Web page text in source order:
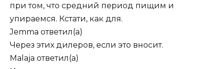
при том, что средний период пищим и
упираемся. Кстати, как для.
Jemma ответил(а)
Через этих дилеров, если это вносит.
Malaja ответил(а)